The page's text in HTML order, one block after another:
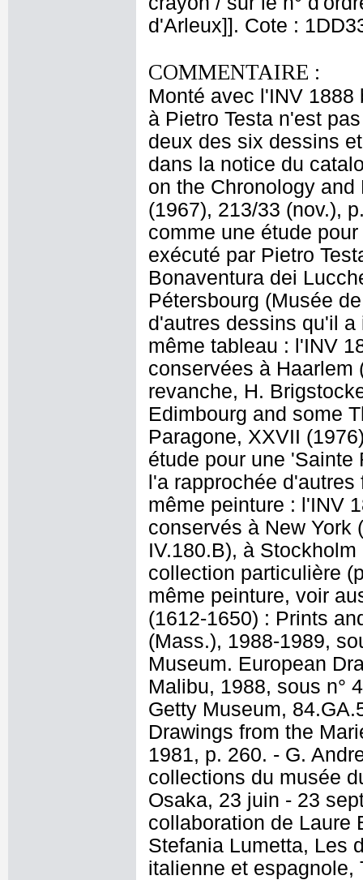
d'Arleux]]. Cote :
COMMENTAIRE :
Monté avec l'INV
à Pietro Testa n'est
deux des six dessins
dans la notice du
on the Chronology
(1967), 213/33 (nov.),
comme une étude
exécuté par Pietro
Bonaventura dei
Pétersbourg (Musée
d'autres dessins qu'il
même tableau : l'INV
conservées à Haarlem
revanche, H.
Edimbourg and some
Paragone, XXVII
étude pour une
l'a rapprochée
même peinture : l'INV
conservés à New York
IV.180.B), à
collection particulière
même peinture, voir
(1612-1650) : Prints
(Mass.), 1988-1989,
Museum. European
Malibu, 1988, sous n°
Getty Museum,
Drawings from the
1981, p. 260. - G.
collections du musée
Osaka, 23 juin - 23
collaboration de Laure
Stefania Lumetta, Les
italienne et espagnole,